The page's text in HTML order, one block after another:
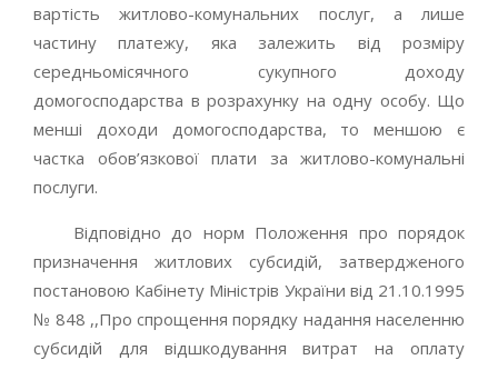
вартість житлово-комунальних послуг, а лише
частину платежу, яка залежить від розміру
середньомісячного сукупного доходу
домогосподарства в розрахунку на одну особу. Що
менші доходи домогосподарства, то меншою є
частка обов’язкової плати за житлово-комунальні
послуги.
Відповідно до норм Положення про порядок
призначення житлових субсидій, затвердженого
постановою Кабінету Міністрів України від 21.10.1995
№ 848 ,,Про спрощення порядку надання населенню
субсидій для відшкодування витрат на оплату